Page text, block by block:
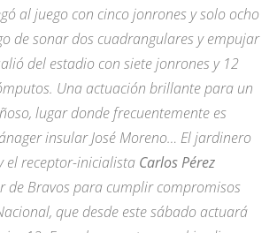
al juego con cinco jonrones y solo ocho
de sonar dos cuadrangulares y empujar
del estadio con siete jonrones y 12
Una actuación brillante para un
lugar donde frecuentemente es
insular José Moreno… El jardinero
el receptor-inicialista Carlos Pérez
de Bravos para cumplir compromisos
que desde este sábado actuará